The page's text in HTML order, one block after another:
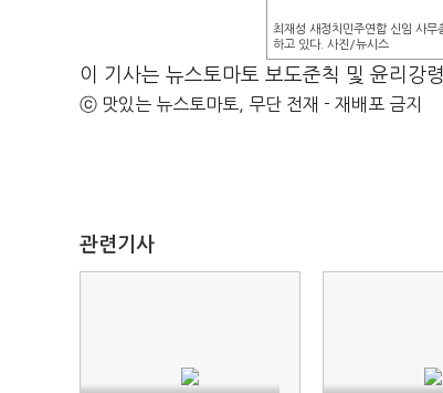
최재성 새정치민주연합 신임 사
하고 있다. 사진/뉴시스
이 기사는 뉴스토마토 보도준칙 및 윤리강
ⓒ 맛있는 뉴스토마토, 무단 전재 - 재배포 금지
관련기사